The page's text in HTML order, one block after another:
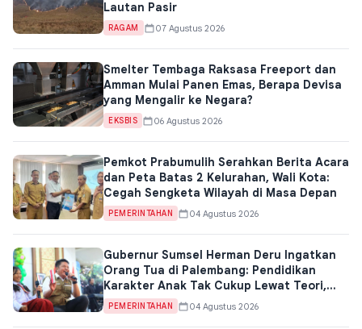
Lautan Pasir
RAGAM 07 Agustus 2026
Smelter Tembaga Raksasa Freeport dan
Amman Mulai Panen Emas, Berapa Devisa
yang Mengalir ke Negara?
EKSBIS 06 Agustus 2026
Pemkot Prabumulih Serahkan Berita Acara
dan Peta Batas 2 Kelurahan, Wali Kota:
Cegah Sengketa Wilayah di Masa Depan
PEMERINTAHAN 04 Agustus 2026
Gubernur Sumsel Herman Deru Ingatkan
Orang Tua di Palembang: Pendidikan
Karakter Anak Tak Cukup Lewat Teori,
Harus Lewat Teladan
PEMERINTAHAN 04 Agustus 2026